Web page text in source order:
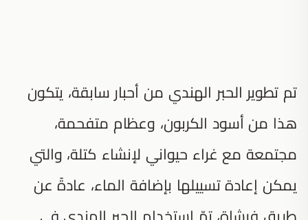
تم تطوير الحبر الهندي من أحبار سابقة، يتكون
هذا من أسود الكربون، وعظام متفحمة،
مجتمعة مع غراء حيواني لإنشاء كتلة، والتي
يمكن إعادة تسييلها بإضافة الماء، عادةً عن